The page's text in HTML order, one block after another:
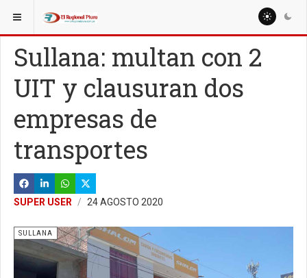
ESTÁ AQUÍ: LOCALES
Sullana: multan con 2
UIT y clausuran dos
empresas de
transportes
SUPER USER 24 AGOSTO 2020
SULLANA